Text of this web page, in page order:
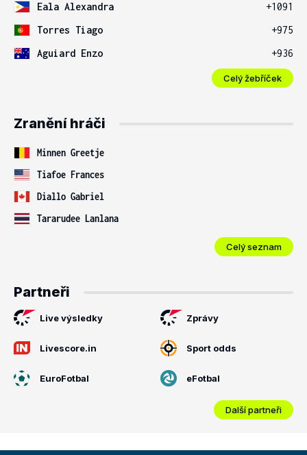
Eala Alexandra
+1091
Torres Tiago
+975
Aguiard Enzo
+936
Celý žebříček
Zranění hráči
Minnen Greetje
Tiafoe Frances
Diallo Gabriel
Tararudee Lanlana
Celý seznam
Partneři
Live výsledky Zprávy
Livescore.in Sport odds
EuroFotbal eFotbal
Další partneři